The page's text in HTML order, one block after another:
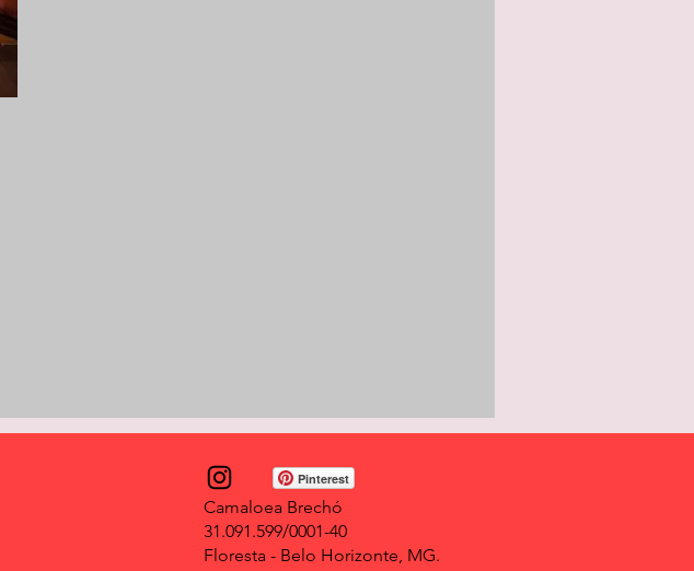
Camaloea Brechó
31.091.599/0001-40
Floresta - Belo Horizonte, MG.
Pinterest